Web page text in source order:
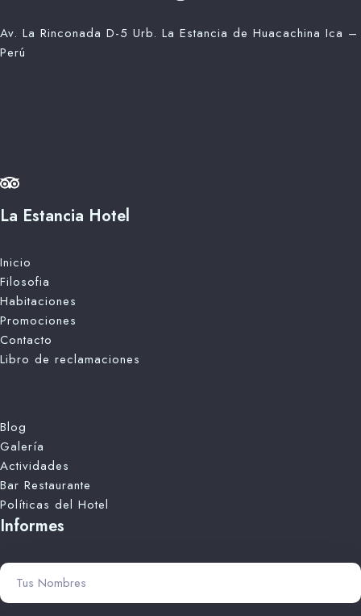
Av. La Rinconada D-5 Urb. La Estancia de Huacachina Ica –
Perú
La Estancia Hotel
Inicio
Filosofia
Habitaciones
Promociones
Contacto
Libro de reclamaciones
Blog
Galería
Actividades
Bar Restaurante
Políticas del Hotel
Informes